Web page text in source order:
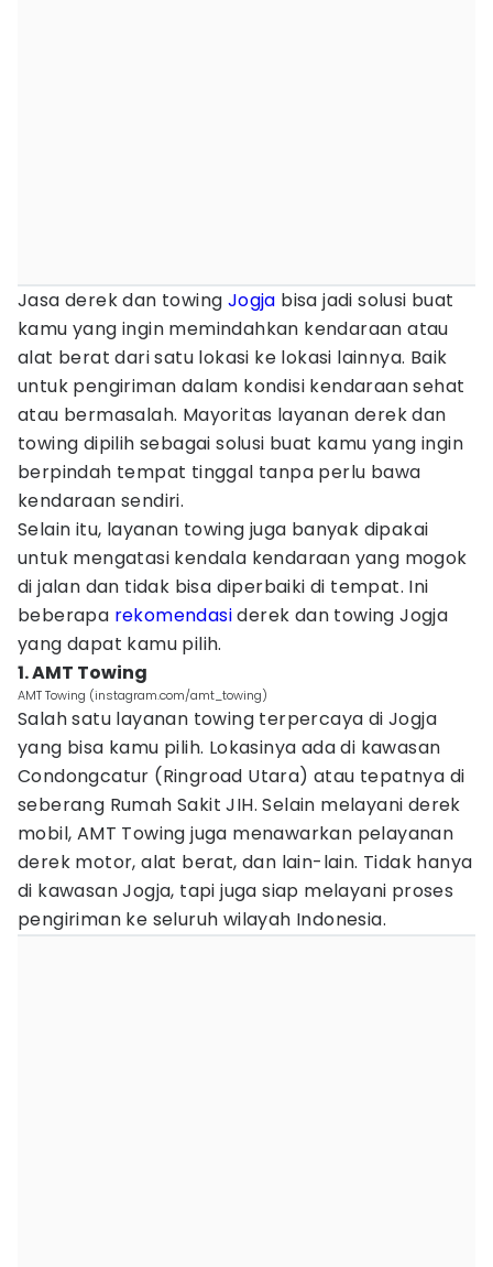
Jasa derek dan towing Jogja bisa jadi solusi buat
kamu yang ingin memindahkan kendaraan atau
alat berat dari satu lokasi ke lokasi lainnya. Baik
untuk pengiriman dalam kondisi kendaraan sehat
atau bermasalah. Mayoritas layanan derek dan
towing dipilih sebagai solusi buat kamu yang ingin
berpindah tempat tinggal tanpa perlu bawa
kendaraan sendiri.
Selain itu, layanan towing juga banyak dipakai
untuk mengatasi kendala kendaraan yang mogok
di jalan dan tidak bisa diperbaiki di tempat. Ini
beberapa rekomendasiderek dan towing Jogja
yang dapat kamu pilih.
1. AMT Towing
AMT Towing (instagram.com/amt_towing)
Salah satu layanan towing terpercaya di Jogja
yang bisa kamu pilih. Lokasinya ada di kawasan
Condongcatur (Ringroad Utara) atau tepatnya di
seberang Rumah Sakit JIH. Selain melayani derek
mobil, AMT Towing juga menawarkan pelayanan
derek motor, alat berat, dan lain-lain. Tidak hanya
di kawasan Jogja, tapi juga siap melayani proses
pengiriman ke seluruh wilayah Indonesia.